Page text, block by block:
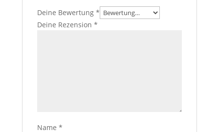
Deine Bewertung *
Deine Rezension *
Name *